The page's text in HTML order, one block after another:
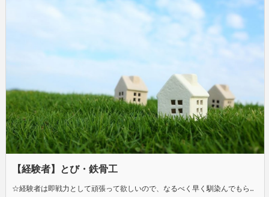
【経験者】とび・鉄骨工
☆経験者は即戦力として頑張って欲しいので、なるべく早く馴染んでもらうためにガンガン輪の中へ入ってもらいます◎ やっぱり外で働いて汗かくのっていいもんですよ。◎ ☆車いじりやプラモデル好きに最適◎ そんな方が今も多数活躍中(笑) ☆現在は30代が3名おり、上下関係もなく仲良く働いています◎